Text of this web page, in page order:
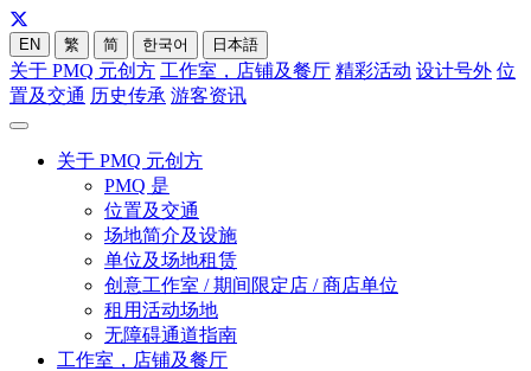
EN 繁 简 한국어 日本語
关于 PMQ 元创方 工作室，店铺及餐厅 精彩活动 设计号外 位
置及交通 历史传承 游客资讯
关于 PMQ 元创方
PMQ 是
位置及交通
场地简介及设施
单位及场地租赁
创意工作室 / 期间限定店 / 商店单位
租用活动场地
无障碍通道指南
工作室，店铺及餐厅